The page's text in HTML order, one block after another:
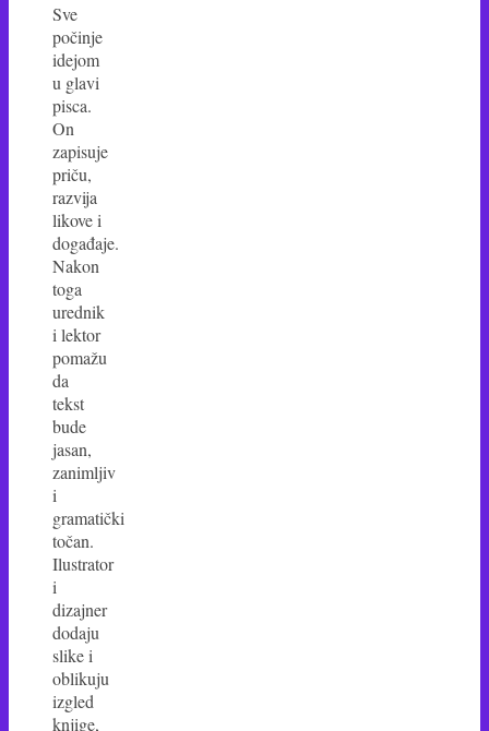
Sve
počinje
idejom
u glavi
pisca.
On
zapisuje
priču,
razvija
likove i
događaje.
Nakon
toga
urednik
i lektor
pomažu
da
tekst
bude
jasan,
zanimljiv
i
gramatički
točan.
Ilustrator
i
dizajner
dodaju
slike i
oblikuju
izgled
knjige,